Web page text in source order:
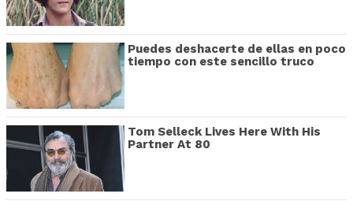
Puedes deshacerte de ellas en poco
tiempo con este sencillo truco
Tom Selleck Lives Here With His
Partner At 80